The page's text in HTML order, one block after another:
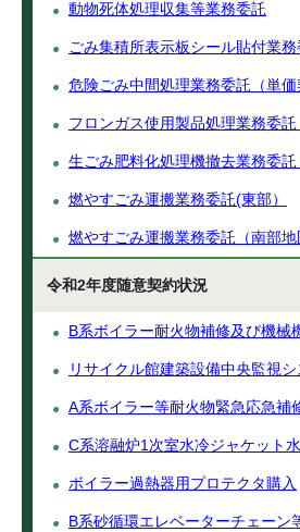
動物死体処理収集等業務委託
ごみ集積所表示板シール貼付業
危険ごみ中間処理業務委託（単価
フロンガス使用製品処理業務委託
生ごみ肥料化処理機撤去業務委託
燃やすごみ運搬業務委託(東部）
燃やすごみ運搬業務委託（南部地
令和2年度随意契約状況
B系ボイラー耐火物補修及び機械
リサイクル館建築設備中央監視
A系ボイラー等耐火物緊急応急補
C系溶融炉1次室水冷ジャケット
ボイラー過熱器用プロテクタ購入
B系砂循環エレベーターチェーン